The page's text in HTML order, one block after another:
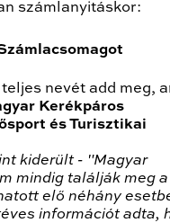
számlanyitáskor:
nevét add meg,
Kerékpáros
és Turisztikai
kiderült - "Magyar
mindig találják meg a
elő néhány
információt adta,